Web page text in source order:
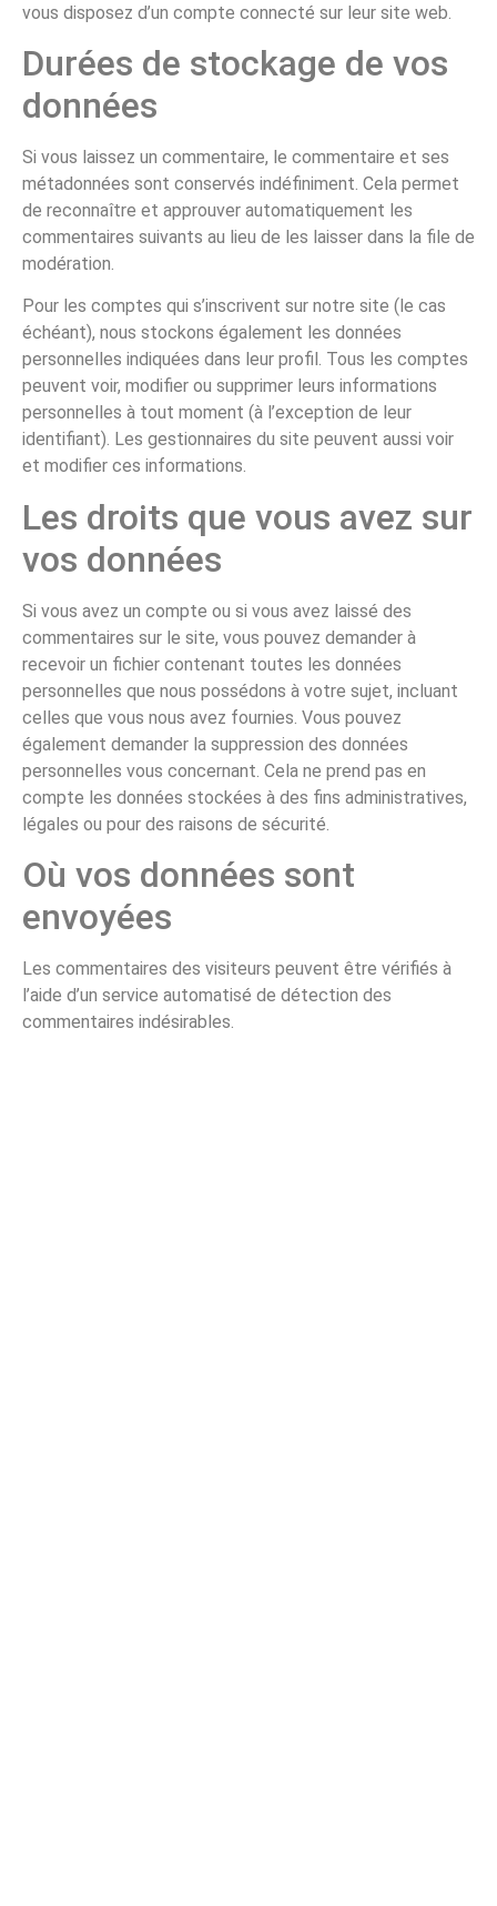
vous disposez d’un compte connecté sur leur site web.
Durées de stockage de vos
données
Si vous laissez un commentaire, le commentaire et ses
métadonnées sont conservés indéfiniment. Cela permet
de reconnaître et approuver automatiquement les
commentaires suivants au lieu de les laisser dans la file de
modération.
Pour les comptes qui s’inscrivent sur notre site (le cas
échéant), nous stockons également les données
personnelles indiquées dans leur profil. Tous les comptes
peuvent voir, modifier ou supprimer leurs informations
personnelles à tout moment (à l’exception de leur
identifiant). Les gestionnaires du site peuvent aussi voir
et modifier ces informations.
Les droits que vous avez sur
vos données
Si vous avez un compte ou si vous avez laissé des
commentaires sur le site, vous pouvez demander à
recevoir un fichier contenant toutes les données
personnelles que nous possédons à votre sujet, incluant
celles que vous nous avez fournies. Vous pouvez
également demander la suppression des données
personnelles vous concernant. Cela ne prend pas en
compte les données stockées à des fins administratives,
légales ou pour des raisons de sécurité.
Où vos données sont
envoyées
Les commentaires des visiteurs peuvent être vérifiés à
l’aide d’un service automatisé de détection des
commentaires indésirables.